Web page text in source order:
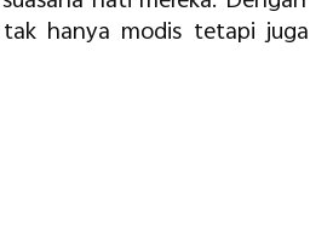
hanya modis tetapi juga